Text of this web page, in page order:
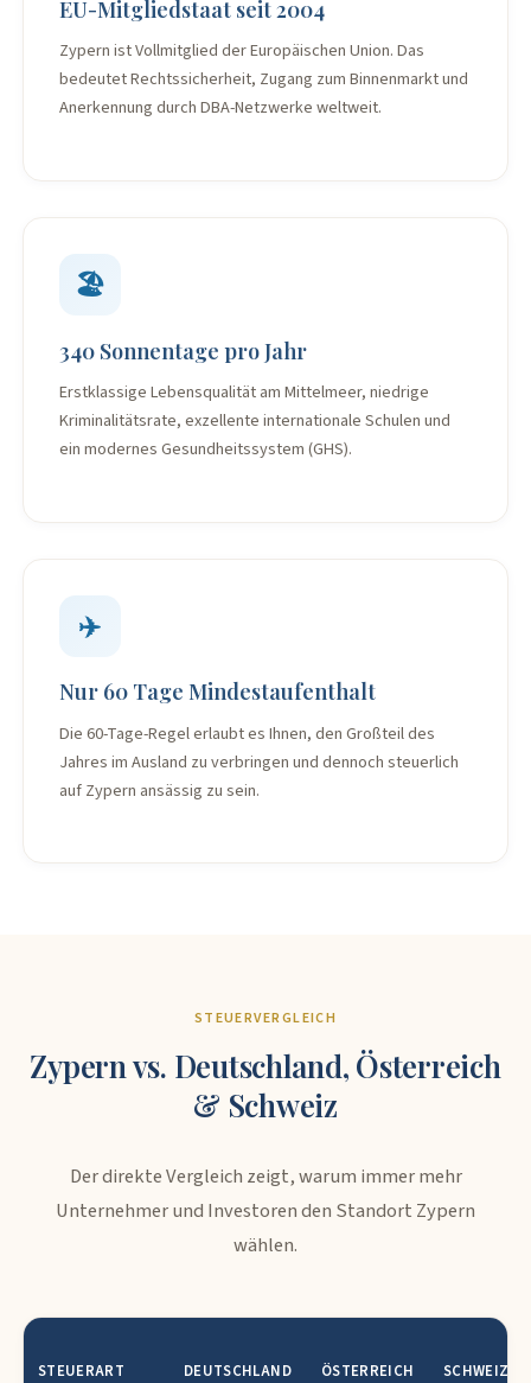
EU-Mitgliedstaat seit 2004
Zypern ist Vollmitglied der Europäischen Union. Das
bedeutet Rechtssicherheit, Zugang zum Binnenmarkt und
Anerkennung durch DBA-Netzwerke weltweit.
🏖️
340 Sonnentage pro Jahr
Erstklassige Lebensqualität am Mittelmeer, niedrige
Kriminalitätsrate, exzellente internationale Schulen und
ein modernes Gesundheitssystem (GHS).
✈️
Nur 60 Tage Mindestaufenthalt
Die 60-Tage-Regel erlaubt es Ihnen, den Großteil des
Jahres im Ausland zu verbringen und dennoch steuerlich
auf Zypern ansässig zu sein.
STEUERVERGLEICH
Zypern vs. Deutschland, Österreich
& Schweiz
Der direkte Vergleich zeigt, warum immer mehr
Unternehmer und Investoren den Standort Zypern
wählen.
STEUERART DEUTSCHLAND ÖSTERREICH SCHWEIZ